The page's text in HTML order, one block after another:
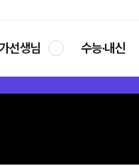
선생님 수능·내신